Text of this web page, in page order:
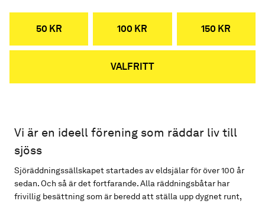
50 KR 100 KR 150 KR
VALFRITT
Vi är en ideell förening som räddar liv till
sjöss
Sjöräddningssällskapet startades av eldsjälar för över 100 år
sedan. Och så är det fortfarande. Alla räddningsbåtar har
frivillig besättning som är beredd att ställa upp dygnet runt,